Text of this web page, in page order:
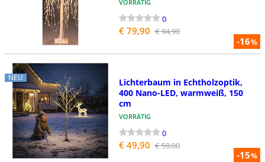
-16%
VORRÄTIG
0
€ 79,90 € 94,90
NEU
-15%
Lichterbaum in Echtholzoptik,
400 Nano-LED, warmweiß, 150
cm
VORRÄTIG
0
€ 49,90 € 59,00